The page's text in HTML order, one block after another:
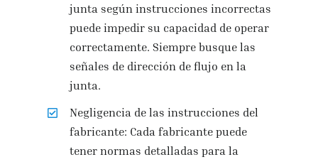
junta según instrucciones incorrectas
puede impedir su capacidad de operar
correctamente. Siempre busque las
señales de dirección de flujo en la
junta.
Negligencia de las instrucciones del
fabricante: Cada fabricante puede
tener normas detalladas para la